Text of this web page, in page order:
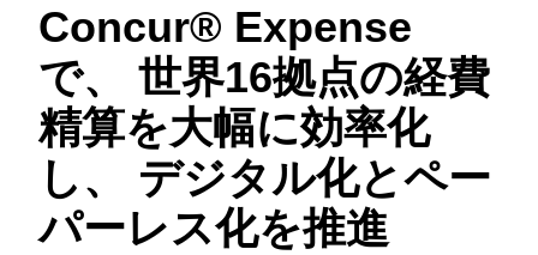
Canada (Français)
México (Español)
Brasil (Português)
France (Français)
Deutschland (Deutsch)
Italia (Italiano)
Nederlands (English)
Sweden (English)
ASIA PACIFIC
Australia (English)
India (English)
日本（日本語)
Singapore (English)
Concur® Expense
で、 世界16拠点の経費
精算を大幅に効率化
し、 デジタル化とペー
パーレス化を推進